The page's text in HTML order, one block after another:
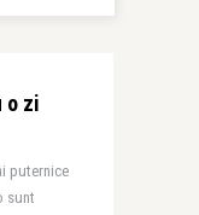
o zi
puternice
sunt